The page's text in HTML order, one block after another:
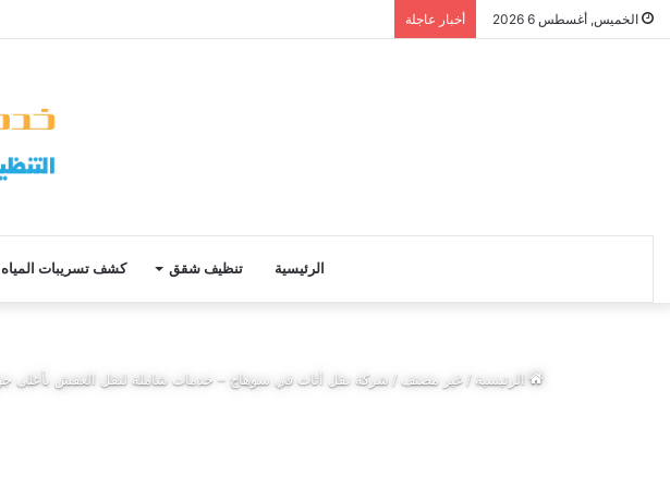
الخميس, أغسطس 6 2026 أخبار عاجلة
الرئيسية تنظيف شقق كشف تسريبات المياه
الرئيسية/ غير مصنف/شركة نقل أثاث في سوهاج – خدمات شاملة لنقل العفش بأعلى